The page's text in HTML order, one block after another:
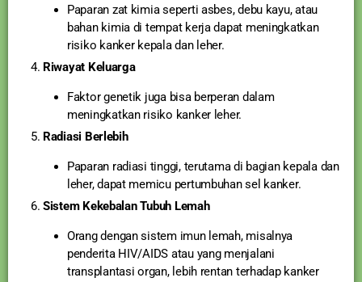
Paparan zat kimia seperti asbes, debu kayu, atau
bahan kimia di tempat kerja dapat meningkatkan
risiko kanker kepala dan leher.
Riwayat Keluarga
Faktor genetik juga bisa berperan dalam
meningkatkan risiko kanker leher.
Radiasi Berlebih
Paparan radiasi tinggi, terutama di bagian kepala dan
leher, dapat memicu pertumbuhan sel kanker.
Sistem Kekebalan Tubuh Lemah
Orang dengan sistem imun lemah, misalnya
penderita HIV/AIDS atau yang menjalani
transplantasi organ, lebih rentan terhadap kanker